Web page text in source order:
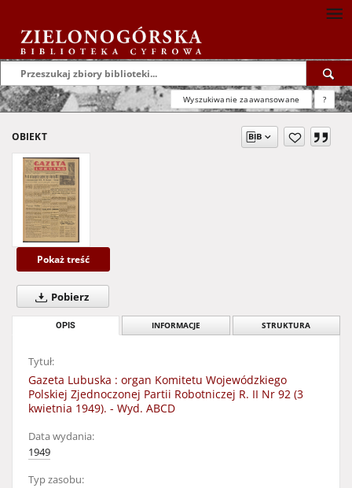
Wyszukiwanie zaawansowane ?
OBIEKT
Pokaż treść
Pobierz
OPIS INFORMACJE STRUKTURA
Tytuł:
Gazeta Lubuska : organ Komitetu Wojewódzkiego
Polskiej Zjednoczonej Partii Robotniczej R. II Nr 92 (3
kwietnia 1949). - Wyd. ABCD
Data wydania:
1949
Typ zasobu: